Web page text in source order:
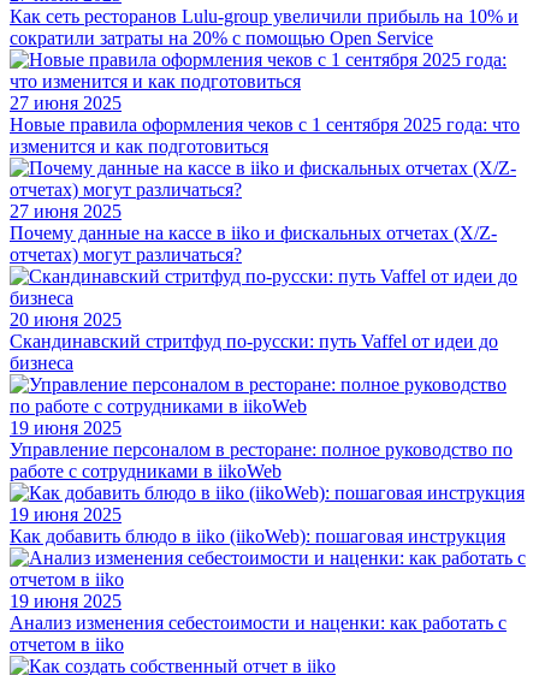
Как сеть ресторанов Lulu-group увеличили прибыль на 10% и
сократили затраты на 20% с помощью Open Service
27 июня 2025
Новые правила оформления чеков с 1 сентября 2025 года: что
изменится и как подготовиться
27 июня 2025
Почему данные на кассе в iiko и фискальных отчетах (X/Z-
отчетах) могут различаться?
20 июня 2025
Скандинавский стритфуд по-русски: путь Vaffel от идеи до
бизнеса
19 июня 2025
Управление персоналом в ресторане: полное руководство по
работе с сотрудниками в iikoWeb
19 июня 2025
Как добавить блюдо в iiko (iikoWeb): пошаговая инструкция
19 июня 2025
Анализ изменения себестоимости и наценки: как работать с
отчетом в iiko